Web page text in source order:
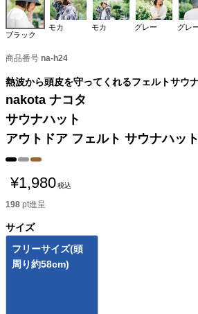
ブラック
モカ モカ グレー グレ
商品番号 na-h24
熱波から頭皮を守ってくれるフェルトサウ
nakota ナコタ
サウナハット
アウトドア フェルト サウナハット
¥1,980税込
198 pt進呈
サイズ
フリーサイズ(頭
周り約58cm)